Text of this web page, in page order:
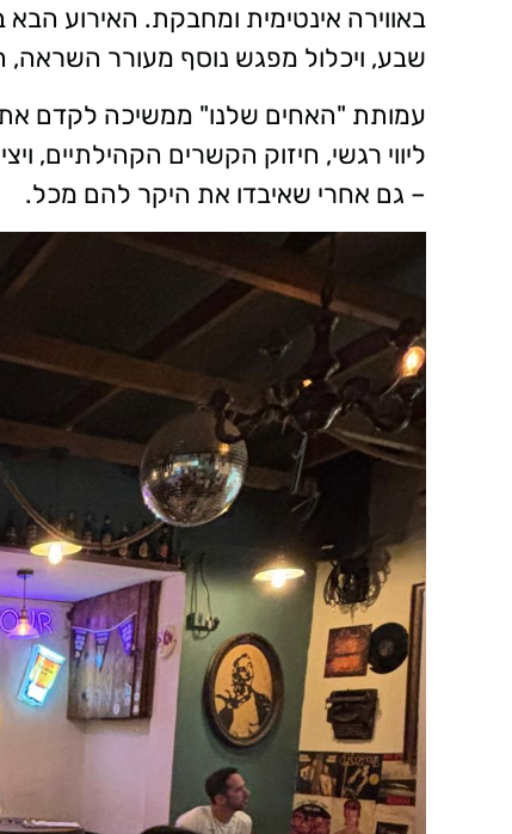
באווירה אינטימית ומחבקת. האירוע
שבע, ויכלול מפגש נוסף מעורר השראה,
עמותת "האחים שלנו" ממשיכה לקדם
ליווי רגשי, חיזוק הקשרים הקהילתיים,
– גם אחרי שאיבדו את היקר להם מכל.